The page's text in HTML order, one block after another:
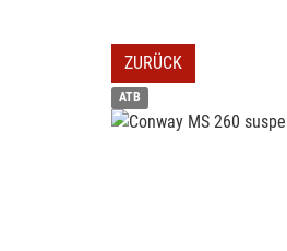
ZURÜCK
ATB